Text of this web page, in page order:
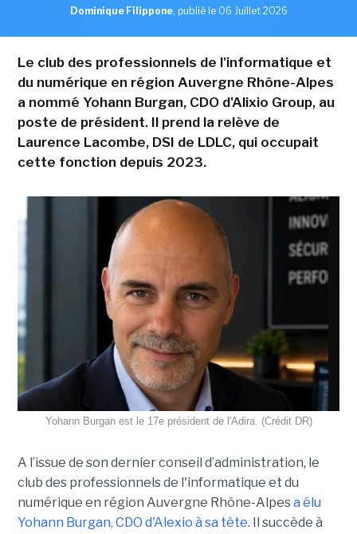
Dominique Filippone, publié le 06 Juillet 2026
Le club des professionnels de l'informatique et
du numérique en région Auvergne Rhône-Alpes
a nommé Yohann Burgan, CDO d'Alixio Group, au
poste de président. Il prend la relève de
Laurence Lacombe, DSI de LDLC, qui occupait
cette fonction depuis 2023.
Yohann Burgan est le 17e président de l'Adira. (Crédit DR)
A l’issue de son dernier conseil d’administration, le
club des professionnels de l'informatique et du
numérique en région Auvergne Rhône-Alpesa élu
Yohann Burgan, CDO d'Alexio à sa tête. Il succède à